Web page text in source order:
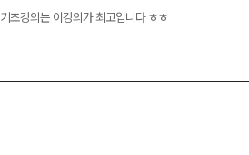
기초강의는 이강의가 최고입니다 ㅎㅎ